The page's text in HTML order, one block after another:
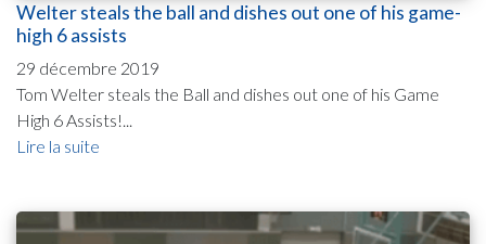
Welter steals the ball and dishes out one of his game-
high 6 assists
29 décembre 2019
Tom Welter steals the Ball and dishes out one of his Game
High 6 Assists!...
Lire la suite